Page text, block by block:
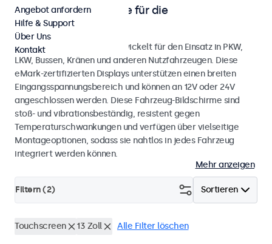
Touchscreen-Monitore für die
Fahrzeugintegration
Touchscreen-Monitore, entwickelt für den Einsatz in PKW,
LKW, Bussen, Kränen und anderen Nutzfahrzeugen. Diese
eMark-zertifizierten Displays unterstützen einen breiten
Eingangsspannungsbereich und können an 12V oder 24V
angeschlossen werden. Diese Fahrzeug-Bildschirme sind
stoß- und vibrationsbeständig, resistent gegen
Temperaturschwankungen und verfügen über vielseitige
Montageoptionen, sodass sie nahtlos in jedes Fahrzeug
integriert werden können.
Mehr anzeigen
Sortieren
Filtern (2)
Touchscreen 13 Zoll Alle Filter löschen
Angebot anfordern
Hilfe & Support
Über Uns
Kontakt